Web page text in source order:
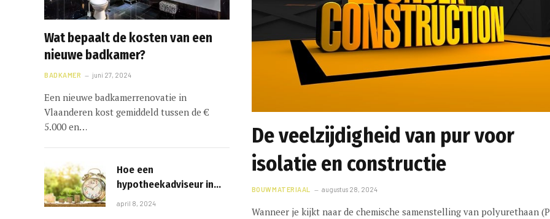
Wat bepaalt de kosten van een
nieuwe badkamer?
BADKAMER juni 27, 2024
Een nieuwe badkamerrenovatie in
Vlaanderen kost gemiddeld tussen de €
5.000 en…
Hoe een
hypotheekadviseur in
Leusden je kan helpen
april 8, 2024
De veelzijdigheid van pur voor
isolatie en constructie
BOUWMATERIAAL augustus 28, 2024
Wanneer je kijkt naar de chemische samenstelling van polyurethaan